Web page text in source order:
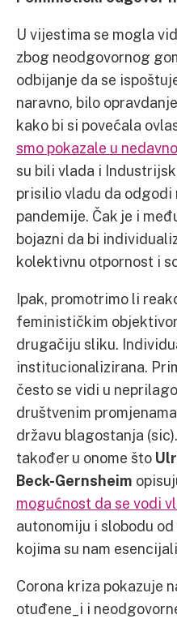
U vijestima se mogla
zbog neodgovornog
odbijanje da se
naravno, bilo
kako bi si povećala
smo pokazale u
su bili vlada i
prisilio vladu da odgodi
pandemije. Čak je i
bojazni da bi
kolektivnu otpornost i
Ipak, promotrimo li
feminističkim
drugačiju sliku.
institucionalizirana.
često se vidi u
društvenim
državu blagostanja
također u onome što
Beck-Gernsheim
mogućnost da se vodi
autonomiju i slobodu
kojima su nam
Corona kriza pokazuje
otuđene_i i